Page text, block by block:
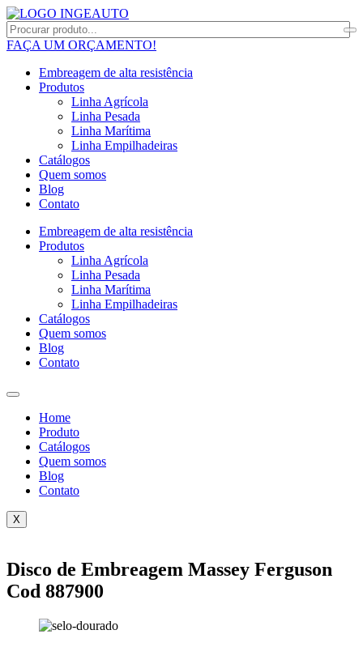
FAÇA UM ORÇAMENTO!
Embreagem de alta resistência
Produtos
Linha Agrícola
Linha Pesada
Linha Marítima
Linha Empilhadeiras
Catálogos
Quem somos
Blog
Contato
Embreagem de alta resistência
Produtos
Linha Agrícola
Linha Pesada
Linha Marítima
Linha Empilhadeiras
Catálogos
Quem somos
Blog
Contato
Home
Produto
Catálogos
Quem somos
Blog
Contato
X
Disco de Embreagem Massey Ferguson
Cod 887900